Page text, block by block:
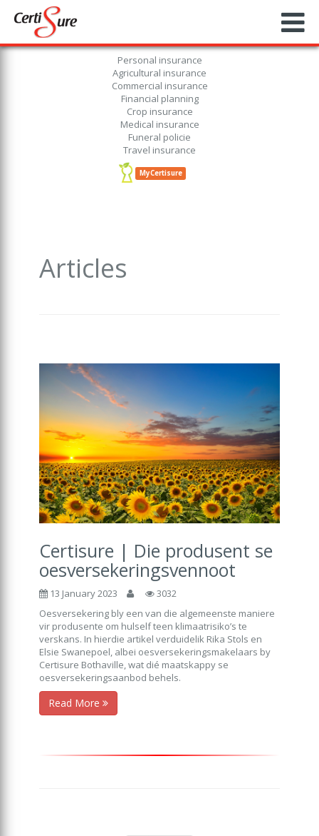
Personal insurance
Agricultural insurance
Commercial insurance
Financial planning
Crop insurance
Medical insurance
Funeral policie
Travel insurance
MyCertisure
Articles
Certisure | Die produsent se
oesversekeringsvennoot
13 January 2023
3032
Oesversekering bly een van die algemeenste maniere
vir produsente om hulself teen klimaatrisiko’s te
verskans. In hierdie artikel verduidelik Rika Stols en
Elsie Swanepoel, albei oesversekeringsmakelaars by
Certisure Bothaville, wat dié maatskappy se
oesversekeringsaanbod behels.
Read More